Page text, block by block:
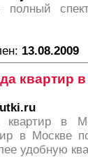
13.08.2009
квартир
квартир в
в Москве
удобную